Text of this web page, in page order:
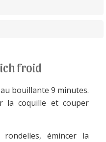
froid
bouillante 9 minutes.
la coquille et couper
émincer la